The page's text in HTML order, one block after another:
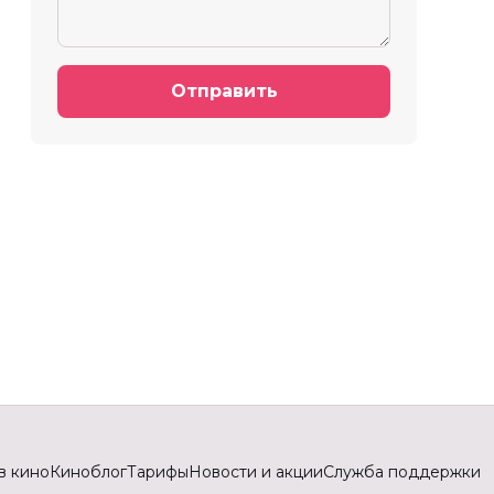
Отправить
киноКиноблогТарифыНовости и акцииСлужба поддержки